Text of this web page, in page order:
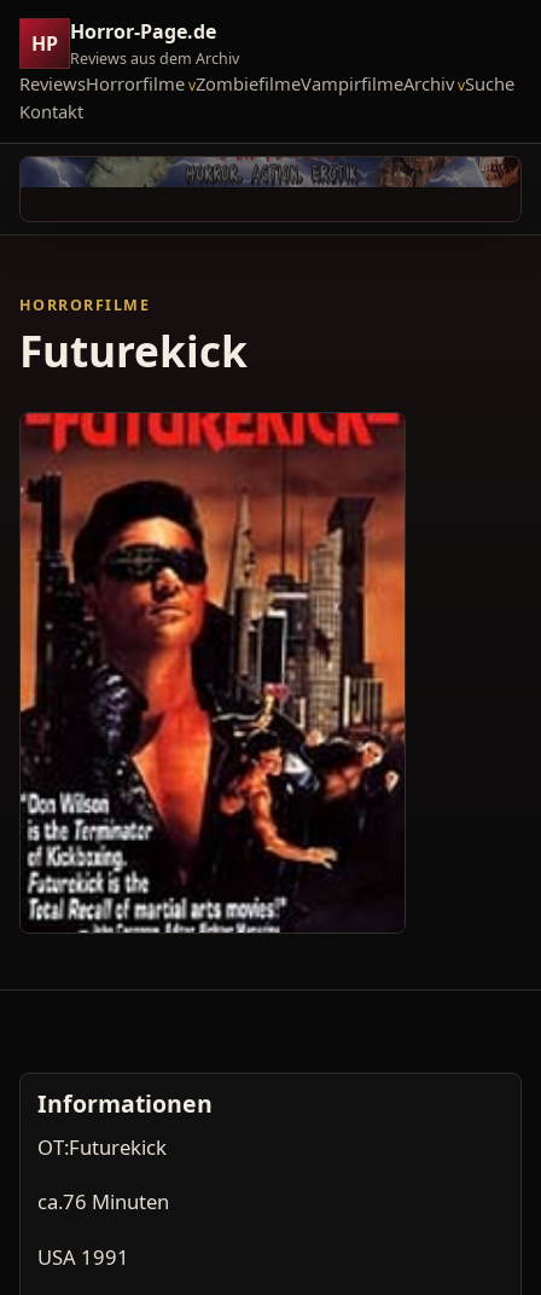
HP Horror-Page.de
Reviews aus dem Archiv
ReviewsHorrorfilme ZombiefilmeVampirfilmeArchiv Suche
Kontakt
HORRORFILME
Futurekick
Informationen
OT:Futurekick
ca.76 Minuten
USA 1991